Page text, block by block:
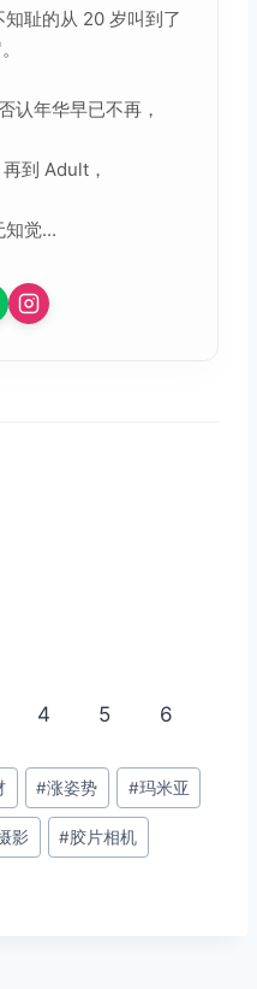
耻的从 20 岁叫到了
认年华早已不再，
到 Adult，
知觉...
4 5 6
#涨姿势 #玛米亚
影 #胶片相机